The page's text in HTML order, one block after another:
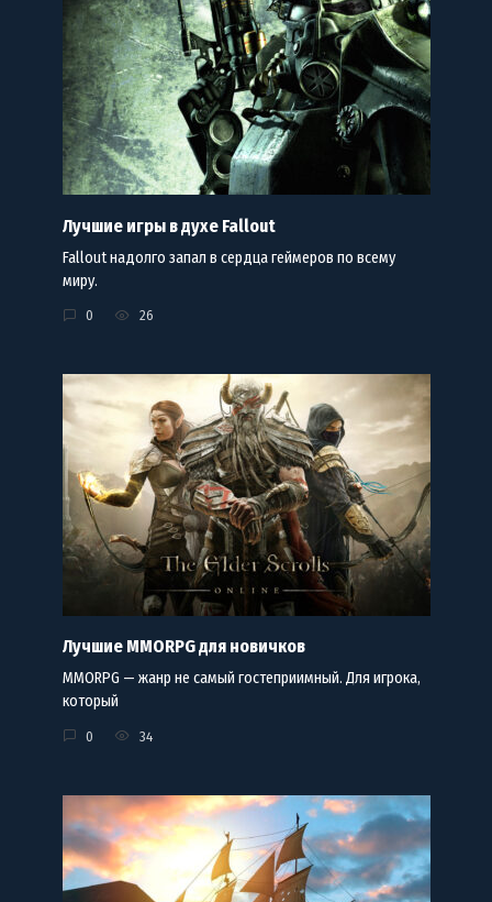
Лучшие игры в духе Fallout
Fallout надолго запал в сердца геймеров по всему
миру.
0 26
Лучшие MMORPG для новичков
MMORPG — жанр не самый гостеприимный. Для игрока,
который
0 34